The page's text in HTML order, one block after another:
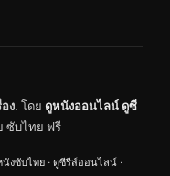
ง. โดย ดูหนังออนไลน์ ดูซี
ซับไทย ฟรี
นังซับไทย · ดูซีรีส์ออนไลน์ ·